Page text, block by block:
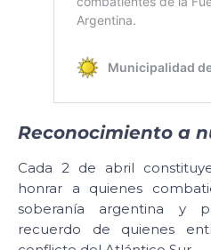
Reconocimiento a
Cada 2 de abril
honrar a quienes
soberanía argentina y
recuerdo de quienes